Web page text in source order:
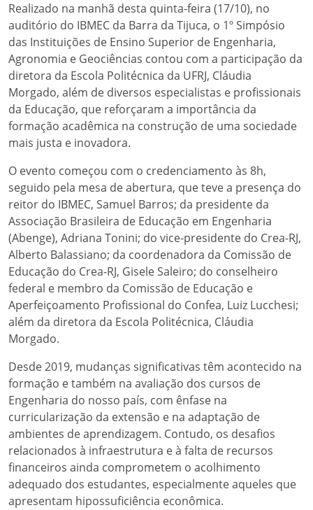
Realizado na manhã desta quinta-feira (17/10), no
auditório do IBMEC da Barra da Tijuca, o 1º Simpósio
das Instituições de Ensino Superior de Engenharia,
Agronomia e Geociências contou com a participação da
diretora da Escola Politécnica da UFRJ, Cláudia
Morgado, além de diversos especialistas e profissionais
da Educação, que reforçaram a importância da
formação acadêmica na construção de uma sociedade
mais justa e inovadora.
O evento começou com o credenciamento às 8h,
seguido pela mesa de abertura, que teve a presença do
reitor do IBMEC, Samuel Barros; da presidente da
Associação Brasileira de Educação em Engenharia
(Abenge), Adriana Tonini; do vice-presidente do Crea-RJ,
Alberto Balassiano; da coordenadora da Comissão de
Educação do Crea-RJ, Gisele Saleiro; do conselheiro
federal e membro da Comissão de Educação e
Aperfeiçoamento Profissional do Confea, Luiz Lucchesi;
além da diretora da Escola Politécnica, Cláudia
Morgado.
Desde 2019, mudanças significativas têm acontecido na
formação e também na avaliação dos cursos de
Engenharia do nosso país, com ênfase na
curricularização da extensão e na adaptação de
ambientes de aprendizagem. Contudo, os desafios
relacionados à infraestrutura e à falta de recursos
financeiros ainda comprometem o acolhimento
adequado dos estudantes, especialmente aqueles que
apresentam hipossuficiência econômica.